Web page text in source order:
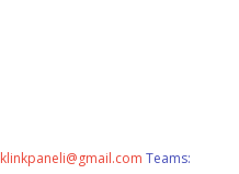
Teams: